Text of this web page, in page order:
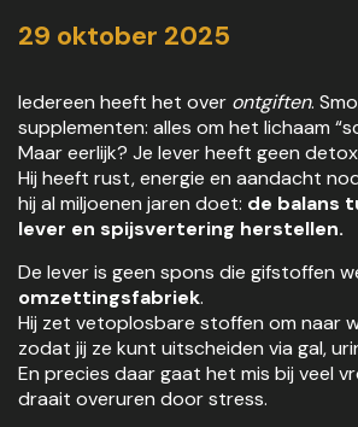
29 oktober 2025
Iedereen heeft het over ontgiften.
supplementen: alles om het lichaam
Maar eerlijk? Je lever heeft geen
Hij heeft rust, energie en aandacht
hij al miljoenen jaren doet: de balans
lever en spijsvertering herstellen.
De lever is geen spons die gifstoffen
omzettingsfabriek.
Hij zet vetoplosbare stoffen om naar
zodat jij ze kunt uitscheiden via gal,
En precies daar gaat het mis bij veel
draait overuren door stress.